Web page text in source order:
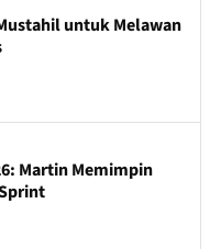
untuk Melawan
Martin Memimpin